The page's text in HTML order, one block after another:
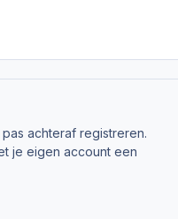
achteraf registreren.
je eigen account een